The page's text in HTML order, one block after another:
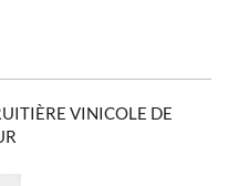
VINICOLE DE